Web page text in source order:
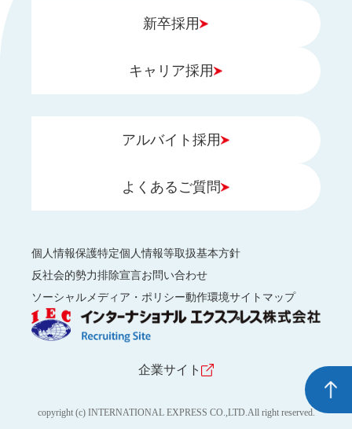
新卒採用
キャリア採用
アルバイト採用
よくあるご質問
個人情報保護特定個人情報等取扱基本方針
反社会的勢力排除宣言お問い合わせ
ソーシャルメディア・ポリシー動作環境サイトマップ
企業サイト
copyright (c) INTERNATIONAL EXPRESS CO.,LTD.All right reserved.